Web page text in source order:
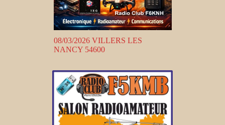
08/03/2026 VILLERS LES
NANCY 54600